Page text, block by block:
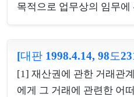
목적으로 업무상의 임무
것은 아니다. [2] 종범은 정
방조하는 경우뿐만 아니라
행행위를 예상하고 이를
[대판 1998.4.14, 98도
[1] 재산권에 관한 거래관
에게 그 거래에 관련한 어